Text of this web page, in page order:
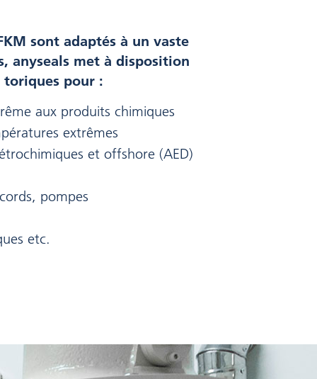
sont adaptés à un vaste
anyseals met à disposition
toriques pour :
aux produits chimiques
extrêmes
et offshore (AED)
pompes
etc.